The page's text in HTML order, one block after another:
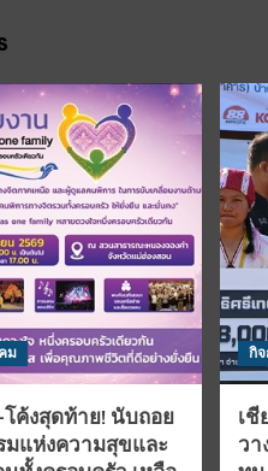
ม
ค้งสุดท้าย! นับถอย
มแห่งความสุขและ
กิ
เชี
วา